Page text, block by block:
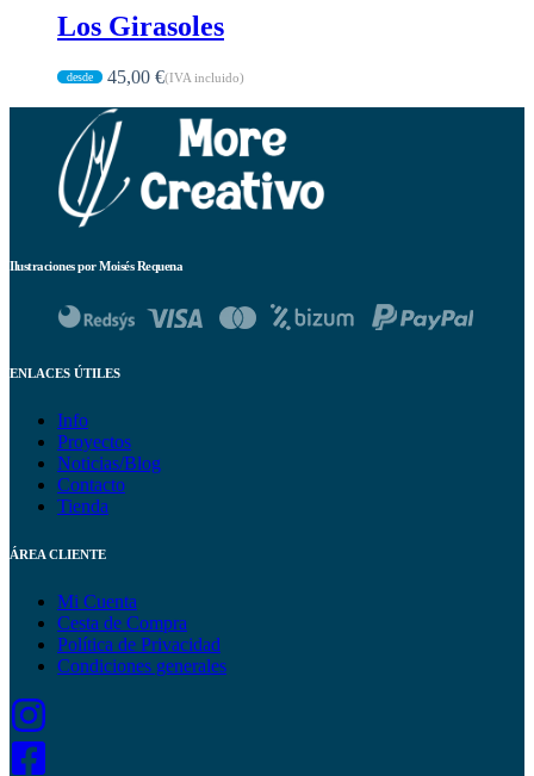
Los Girasoles
45,00 €(IVA incluido)
Ilustraciones por Moisés Requena
ENLACES ÚTILES
Info
Proyectos
Noticias/Blog
Contacto
Tienda
ÁREA CLIENTE
Mi Cuenta
Cesta de Compra
Política de Privacidad
Condiciones generales